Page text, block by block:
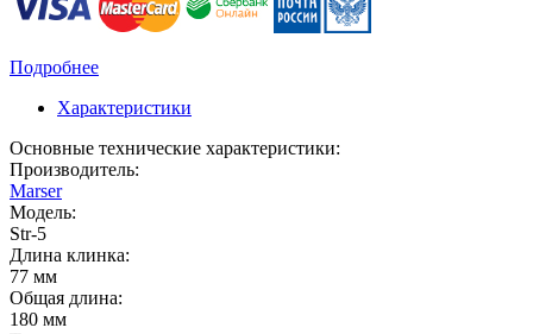
Подробнее
Характеристики
Основные технические характеристики:
Производитель:
Marser
Модель:
Str-5
Длина клинка:
77 мм
Общая длина:
180 мм